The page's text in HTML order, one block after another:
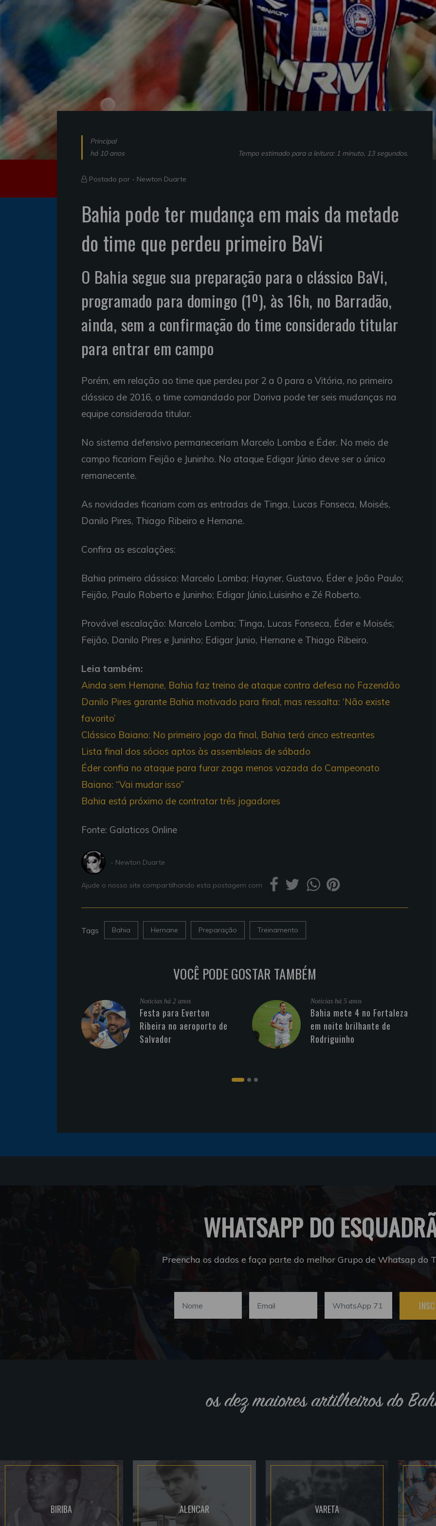
Principal
há 10 anos
Tempo estimado para a leitura: 1 minuto, 13 segundos.
Postado por - Newton Duarte
Bahia pode ter mudança em mais da metade
do time que perdeu primeiro BaVi
O Bahia segue sua preparação para o clássico BaVi,
programado para domingo (1º), às 16h, no Barradão,
ainda, sem a confirmação do time considerado titular
para entrar em campo
Porém, em relação ao time que perdeu por 2 a 0 para o Vitória, no primeiro
clássico de 2016, o time comandado por Doriva pode ter seis mudanças na
equipe considerada titular.
No sistema defensivo permaneceriam Marcelo Lomba e Éder. No meio de
campo ficariam Feijão e Juninho. No ataque Edigar Júnio deve ser o único
remanecente.
As novidades ficariam com as entradas de Tinga, Lucas Fonseca, Moisés,
Danilo Pires, Thiago Ribeiro e Hernane.
Confira as escalações:
Bahia primeiro clássico: Marcelo Lomba; Hayner, Gustavo, Éder e João Paulo;
Feijão, Paulo Roberto e Juninho; Edigar Júnio,Luisinho e Zé Roberto.
Provável escalação: Marcelo Lomba; Tinga, Lucas Fonseca, Éder e Moisés;
Feijão, Danilo Pires e Juninho; Edigar Junio, Hernane e Thiago Ribeiro.
Leia também:
Ainda sem Hernane, Bahia faz treino de ataque contra defesa no Fazendão
Danilo Pires garante Bahia motivado para final, mas ressalta: ‘Não existe
favorito’
Clássico Baiano: No primeiro jogo da final, Bahia terá cinco estreantes
Lista final dos sócios aptos às assembleias de sábado
Éder confia no ataque para furar zaga menos vazada do Campeonato
Baiano: “Vai mudar isso”
Bahia está próximo de contratar três jogadores
Fonte: Galaticos Online
- Newton Duarte
Ajude o nosso site compartilhando esta postagem com
Tags Bahia Hernane Preparação Treinamento
VOCÊ PODE GOSTAR TAMBÉM
Noticias há 2 anos
Festa para Everton
Ribeira no aeroporto de
Salvador
Noticias há 5 anos
Bahia mete 4 no Fortaleza
em noite brilhante de
Rodriguinho
WHATSAPP DO
Preencha os dados e faça parte do melhor Grupo de Whatsap do
os dez maiores artilheiros do
BIRIBA ALENCAR VARETA